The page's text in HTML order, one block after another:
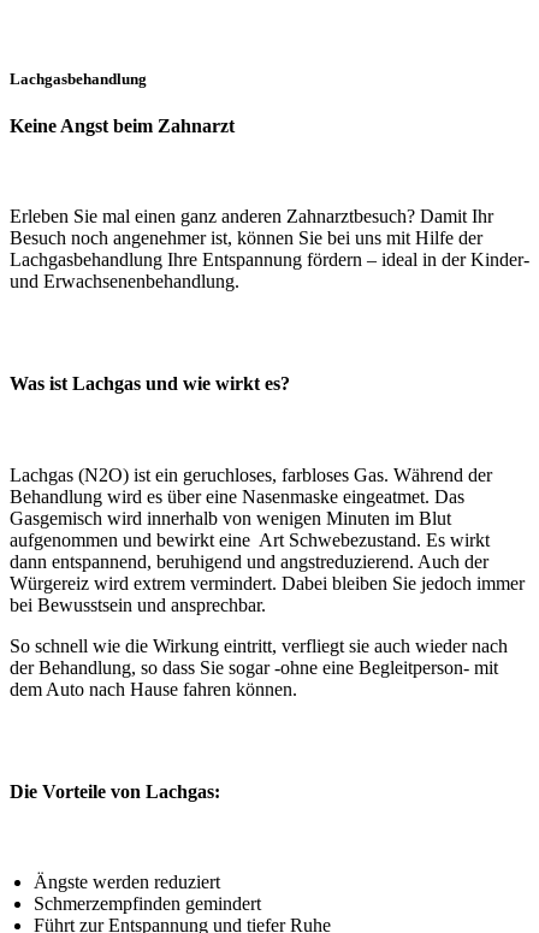
Lachgasbehandlung
Keine Angst beim Zahnarzt
Erleben Sie mal einen ganz anderen Zahnarztbesuch? Damit Ihr
Besuch noch angenehmer ist, können Sie bei uns mit Hilfe der
Lachgasbehandlung Ihre Entspannung fördern – ideal in der Kinder-
und Erwachsenenbehandlung.
Was ist Lachgas und wie wirkt es?
Lachgas (N2O) ist ein geruchloses, farbloses Gas. Während der
Behandlung wird es über eine Nasenmaske eingeatmet. Das
Gasgemisch wird innerhalb von wenigen Minuten im Blut
aufgenommen und bewirkt eine Art Schwebezustand. Es wirkt
dann entspannend, beruhigend und angstreduzierend. Auch der
Würgereiz wird extrem vermindert. Dabei bleiben Sie jedoch immer
bei Bewusstsein und ansprechbar.
So schnell wie die Wirkung eintritt, verfliegt sie auch wieder nach
der Behandlung, so dass Sie sogar -ohne eine Begleitperson- mit
dem Auto nach Hause fahren können.
Die Vorteile von Lachgas:
Ängste werden reduziert
Schmerzempfinden gemindert
Führt zur Entspannung und tiefer Ruhe